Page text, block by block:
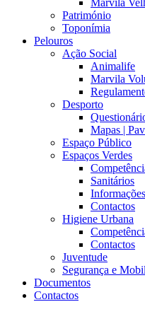
Marvila
Património
Toponímia
Pelouros
Ação Social
Animalife
Marvila
Desporto
Mapas |
Espaço Público
Espaços Verdes
Sanitários
Contactos
Higiene Urbana
Contactos
Juventude
Segurança e
Documentos
Contactos